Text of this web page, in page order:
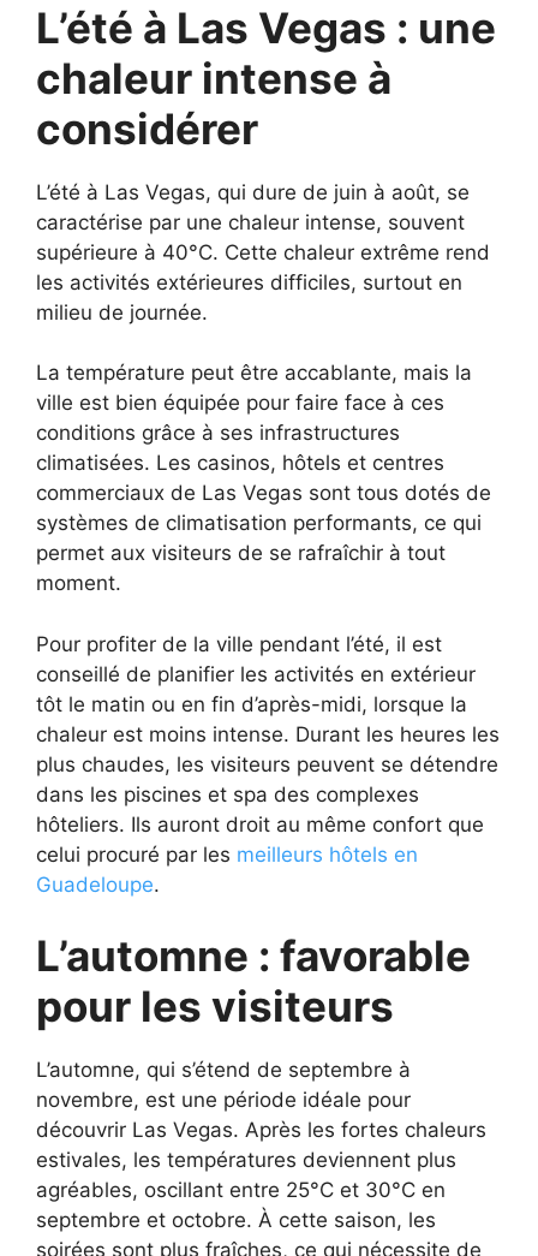
L’été à Las Vegas : une
chaleur intense à
considérer
L’été à Las Vegas, qui dure de juin à août, se
caractérise par une chaleur intense, souvent
supérieure à 40°C. Cette chaleur extrême rend
les activités extérieures difficiles, surtout en
milieu de journée.
La température peut être accablante, mais la
ville est bien équipée pour faire face à ces
conditions grâce à ses infrastructures
climatisées. Les casinos, hôtels et centres
commerciaux de Las Vegas sont tous dotés de
systèmes de climatisation performants, ce qui
permet aux visiteurs de se rafraîchir à tout
moment.
Pour profiter de la ville pendant l’été, il est
conseillé de planifier les activités en extérieur
tôt le matin ou en fin d’après-midi, lorsque la
chaleur est moins intense. Durant les heures les
plus chaudes, les visiteurs peuvent se détendre
dans les piscines et spa des complexes
hôteliers. Ils auront droit au même confort que
celui procuré par les meilleurs hôtels en
Guadeloupe.
L’automne : favorable
pour les visiteurs
L’automne, qui s’étend de septembre à
novembre, est une période idéale pour
découvrir Las Vegas. Après les fortes chaleurs
estivales, les températures deviennent plus
agréables, oscillant entre 25°C et 30°C en
septembre et octobre. À cette saison, les
soirées sont plus fraîches, ce qui nécessite de